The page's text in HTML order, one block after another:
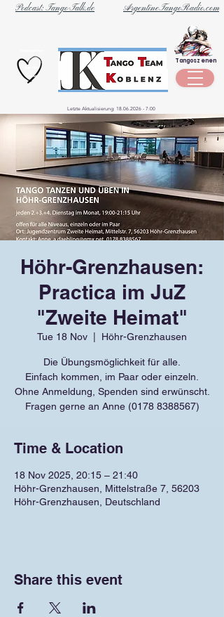
ArgentineTangoRadio.com
Podcast: Tango-Talk.de
Szene
Tangoszenen
Letzte Aktualisierung: 18.06.2026 - 7:00
Höhr-Grenzhausen:
Practica im JuZ
"Zweite Heimat"
Tue 18 Nov Höhr-Grenzhausen
Die Übungsmöglichkeit für alle.
Einfach kommen, im Paar oder einzeln.
Ohne Anmeldung, Spenden sind erwünscht.
Fragen gerne an Anne (0178 8388567)
Time & Location
18 Nov 2025, 20:15 – 21:40
Höhr-Grenzhausen, Mittelstraße 7, 56203
Höhr-Grenzhausen, Deutschland
Share this event